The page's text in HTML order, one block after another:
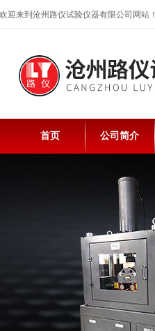
欢迎来到沧州路仪试验仪器有限公司网站！
首页 公司简介